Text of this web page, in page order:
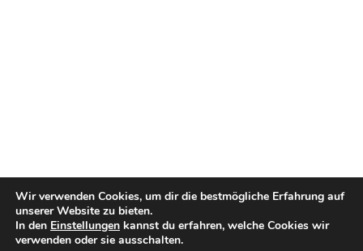
Wir verwenden Cookies, um dir die bestmögliche Erfahrung auf
unserer Website zu bieten.
In den Einstellungen kannst du erfahren, welche Cookies wir
verwenden oder sie ausschalten.